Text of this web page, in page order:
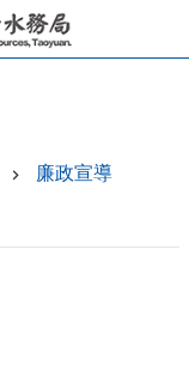
廉政宣導